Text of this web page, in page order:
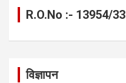
R.O.No :- 13954/33
विज्ञापन